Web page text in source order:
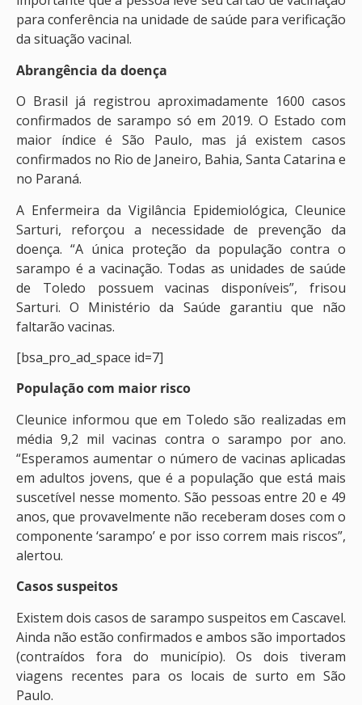
para conferência na unidade de saúde para verificação
da situação vacinal.
Abrangência da doença
O Brasil já registrou aproximadamente 1600 casos
confirmados de sarampo só em 2019. O Estado com
maior índice é São Paulo, mas já existem casos
confirmados no Rio de Janeiro, Bahia, Santa Catarina e
no Paraná.
A Enfermeira da Vigilância Epidemiológica, Cleunice
Sarturi, reforçou a necessidade de prevenção da
doença. “A única proteção da população contra o
sarampo é a vacinação. Todas as unidades de saúde
de Toledo possuem vacinas disponíveis”, frisou
Sarturi. O Ministério da Saúde garantiu que não
faltarão vacinas.
[bsa_pro_ad_space id=7]
População com maior risco
Cleunice informou que em Toledo são realizadas em
média 9,2 mil vacinas contra o sarampo por ano.
“Esperamos aumentar o número de vacinas aplicadas
em adultos jovens, que é a população que está mais
suscetível nesse momento. São pessoas entre 20 e 49
anos, que provavelmente não receberam doses com o
componente ‘sarampo’ e por isso correm mais riscos”,
alertou.
Casos suspeitos
Existem dois casos de sarampo suspeitos em Cascavel.
Ainda não estão confirmados e ambos são importados
(contraídos fora do município). Os dois tiveram
viagens recentes para os locais de surto em São
Paulo.